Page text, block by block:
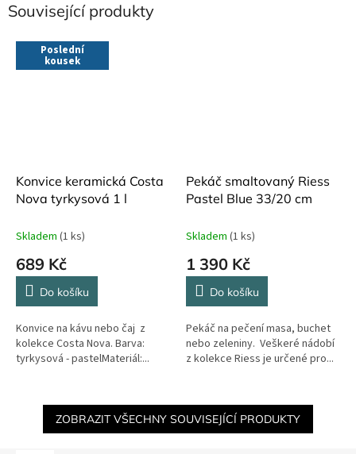
Související produkty
Poslední
kousek
Konvice keramická Costa
Nova tyrkysová 1 l
Skladem (1 ks)
689 Kč
Do košíku
Konvice na kávu nebo čaj z
kolekce Costa Nova. Barva:
tyrkysová - pastelMateriál:...
Pekáč smaltovaný Riess
Pastel Blue 33/20 cm
Skladem (1 ks)
1 390 Kč
Do košíku
Pekáč na pečení masa, buchet
nebo zeleniny. Veškeré nádobí
z kolekce Riess je určené pro...
ZOBRAZIT VŠECHNY SOUVISEJÍCÍ PRODUKTY